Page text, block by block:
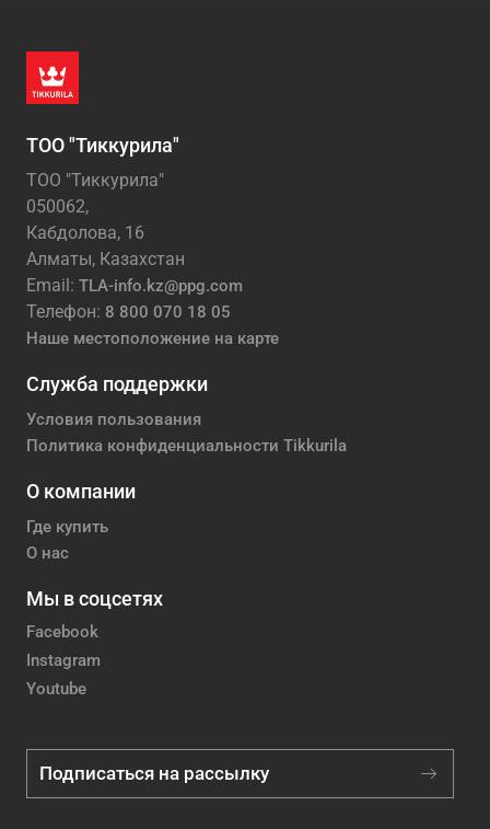
ТОО "Тиккурила"
ТОО "Тиккурила"
050062,
Кабдолова, 16
Алматы, Казахстан
Email: TLA-info.kz@ppg.com
Телефон: 8 800 070 18 05
Наше местоположение на карте
Служба поддержки
Условия пользования
Политика конфиденциальности Tikkurila
О компании
Где купить
О нас
Мы в соцсетях
Facebook
Instagram
Youtube
Подписаться на рассылку